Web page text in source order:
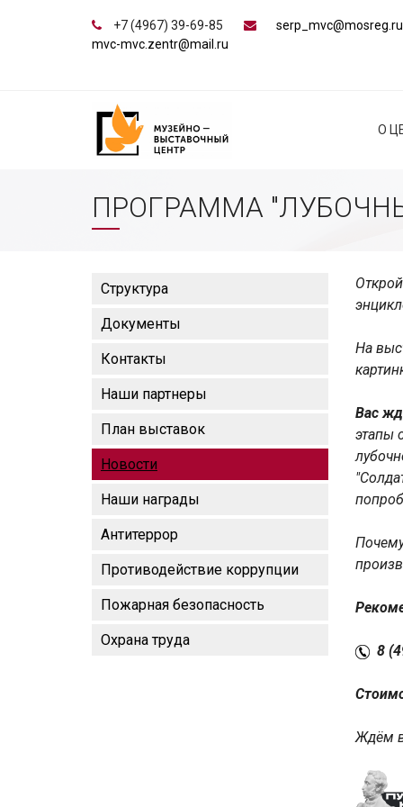
+7 (4967) 39-69-85
serp_mvc@mosreg.ru
mvc-mvc.zentr@mail.ru
О
ПРОГРАММА
Структура
Документы
Контакты
Наши партнеры
План выставок
Новости
Наши награды
Антитеррор
Противодействие коррупции
Пожарная безопасность
Охрана труда
На
Вас
этапы
8
Ждём